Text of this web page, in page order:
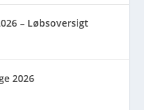
– Løbsoversigt
2026